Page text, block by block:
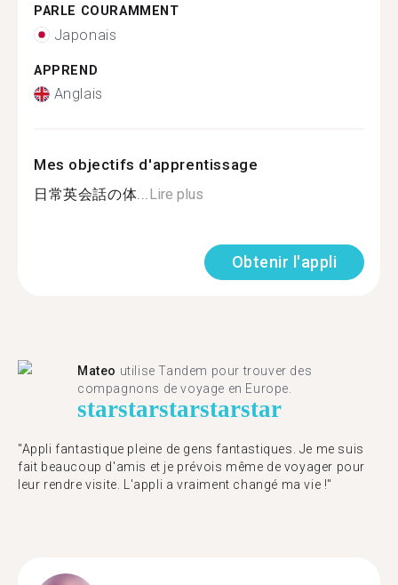
PARLE COURAMMENT
Japonais
APPREND
Anglais
Mes objectifs d'apprentissage
日常英会話の体...Lire plus
Obtenir l'appli
Mateo utilise Tandem pour trouver des
compagnons de voyage en Europe.
starstarstarstarstar
"Appli fantastique pleine de gens fantastiques. Je me suis
fait beaucoup d'amis et je prévois même de voyager pour
leur rendre visite. L'appli a vraiment changé ma vie !"